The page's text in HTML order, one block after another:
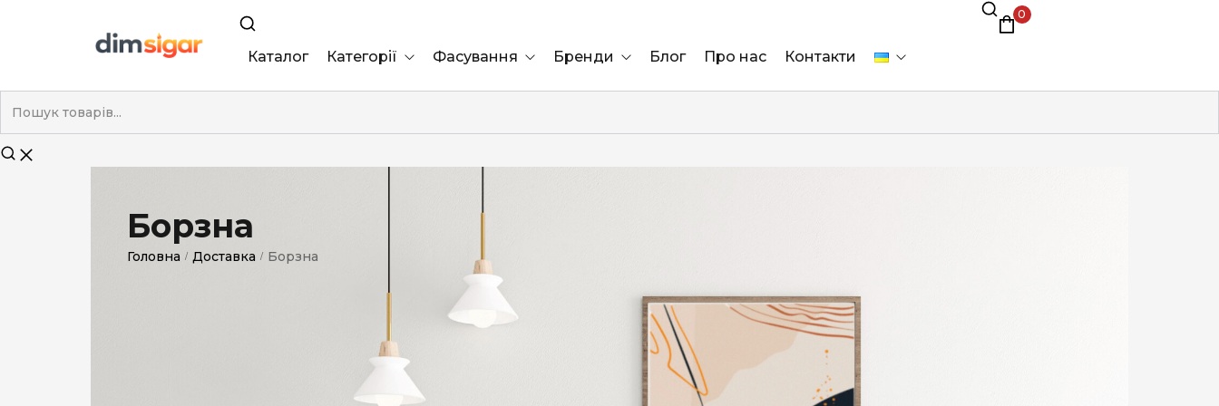
Каталог Категорії
Без фільтра
Смакові (капсула)
Фасування Бренди Блог Про нас Контакти
0
Борзна
Головна / Доставка / Борзна